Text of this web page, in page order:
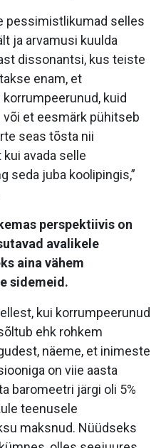
pessimistlikumad selles
ja arvamusi kuulda
dissonantsi, kus teiste
enam, et
kuid
et eesmärk pühitseb
seas tõsta nii
avada selle
seda juba koolipingis,”
perspektiivis on
avalikele
aina vähem
sidemeid.
kui korrumpeerunud
ehk rohkem
näeme, et inimeste
on viie aasta
baromeetri järgi oli 5%
teenusele
maksnud. Nüüdseks